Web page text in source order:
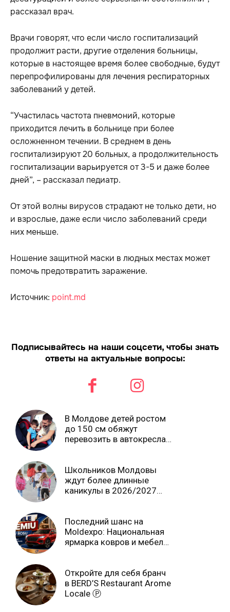
рассказал врач.
Врачи говорят, что если число госпитализаций
продолжит расти, другие отделения больницы,
которые в настоящее время более свободные, будут
перепрофилированы для лечения респираторных
заболеваний у детей.
“Участилась частота пневмоний, которые
приходится лечить в больнице при более
осложненном течении. В среднем в день
госпитализируют 20 больных, а продолжительность
госпитализации варьируется от 3-5 и даже более
дней”, – рассказал педиатр.
От этой волны вирусов страдают не только дети, но
и взрослые, даже если число заболеваний среди
них меньше.
Ношение защитной маски в людных местах может
помочь предотвратить заражение.
Источник: point.md
Подписывайтесь на наши соцсети, чтобы знать
ответы на актуальные вопросы:
В Молдове детей ростом
до 150 см обяжут
перевозить в автокреслах
Школьников Молдовы
ждут более длинные
каникулы в 2026/2027
Последний шанс на
Moldexpo: Национальная
ярмарка ковров и мебели
Откройте для себя бранч
в BERD’S Restaurant Arome
Locale Ⓟ